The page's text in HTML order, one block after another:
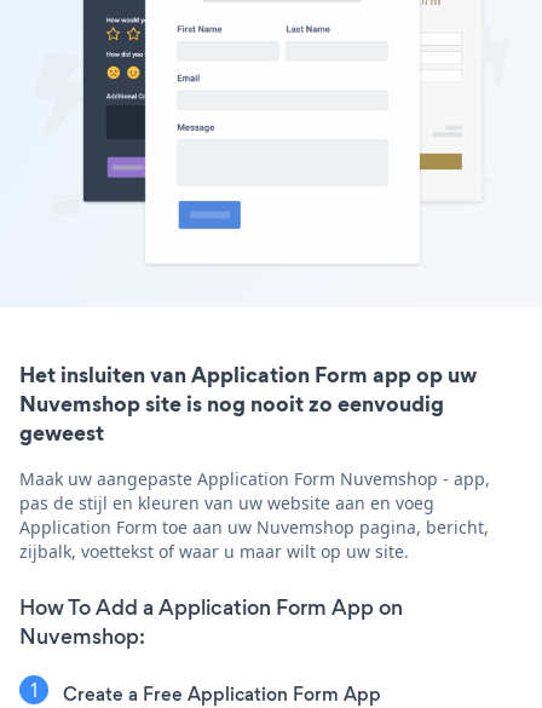
Het insluiten van Application Form app op uw
Nuvemshop site is nog nooit zo eenvoudig
geweest
Maak uw aangepaste Application Form Nuvemshop - app,
pas de stijl en kleuren van uw website aan en voeg
Application Form toe aan uw Nuvemshop pagina, bericht,
zijbalk, voettekst of waar u maar wilt op uw site.
How To Add a Application Form App on
Nuvemshop:
Create a Free Application Form App